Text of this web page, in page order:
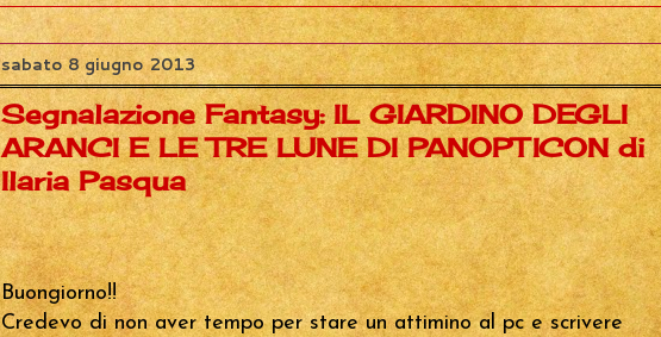
sabato 8 giugno 2013
Segnalazione Fantasy: IL GIARDINO DEGLI
ARANCI E LE TRE LUNE DI PANOPTICON di
Ilaria Pasqua
Buongiorno!!
Credevo di non aver tempo per stare un attimino al pc e scrivere